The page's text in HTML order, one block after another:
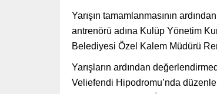
Yarışın tamamlanmasının
antrenörü adına Kulüp Yönetim
Belediyesi Özel Kalem Müdürü
Yarışların ardından
Veliefendi Hipodromu’nda